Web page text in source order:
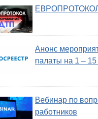
ЕВРОПРОТОКОЛ
Анонс
палаты на 1 –
Вебинар по
работников